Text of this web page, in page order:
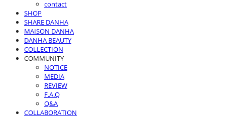
contact
SHOP
SHARE DANHA
MAISON DANHA
DANHA BEAUTY
COLLECTION
COMMUNITY
NOTICE
MEDIA
REVIEW
F.A.Q
Q&A
COLLABORATION